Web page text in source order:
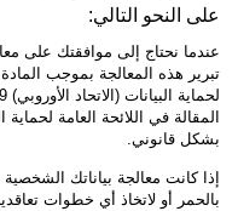
على النحو التالي:
عندما نحتاج إلى موافقتك على
المقالة في اللائحة العامة
بشكل قانوني.
إذا كانت معالجة بياناتك
بالحمر أو لاتخاذ أي خطوات